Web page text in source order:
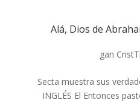
Alá, Dios de
gan
Secta muestra sus
INGLÉS El Entonces